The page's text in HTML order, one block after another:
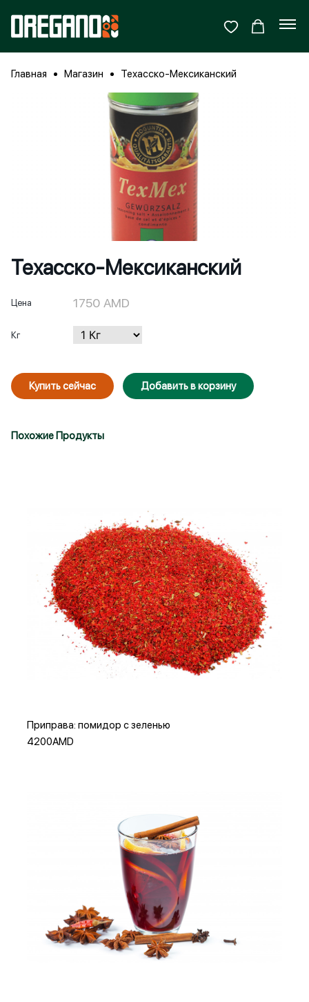
Запомнить меня
Или
Главная Магазин Техасско-Мексиканский
Техасско-Мексиканский
Цена 1750 AMD
Кг
Купить сейчас Добавить в корзину
Похожие Продукты
Приправа: помидор с зеленью
4200AMD
Добавить в корзину
Добавить в корзину